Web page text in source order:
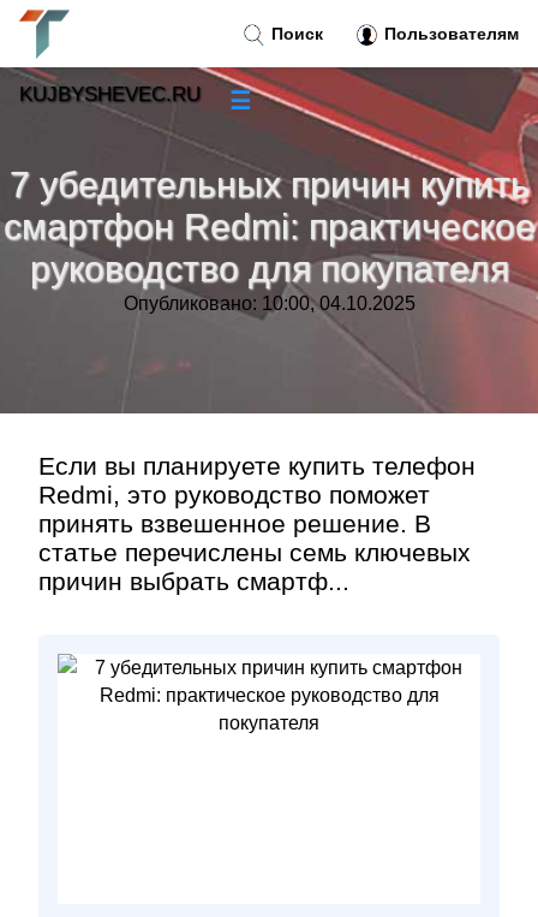
7 убедительных причин купить
смартфон Redmi: практическое
руководство для покупателя
Опубликовано: 10:00, 04.10.2025
Если вы планируете купить телефон
Redmi, это руководство поможет
принять взвешенное решение. В
статье перечислены семь ключевых
причин выбрать смартф...
Поиск Пользователям
KUJBYSHEVEC.RU ☰
Новости»
Тренды новостей »
Рубрики»
Контакт»